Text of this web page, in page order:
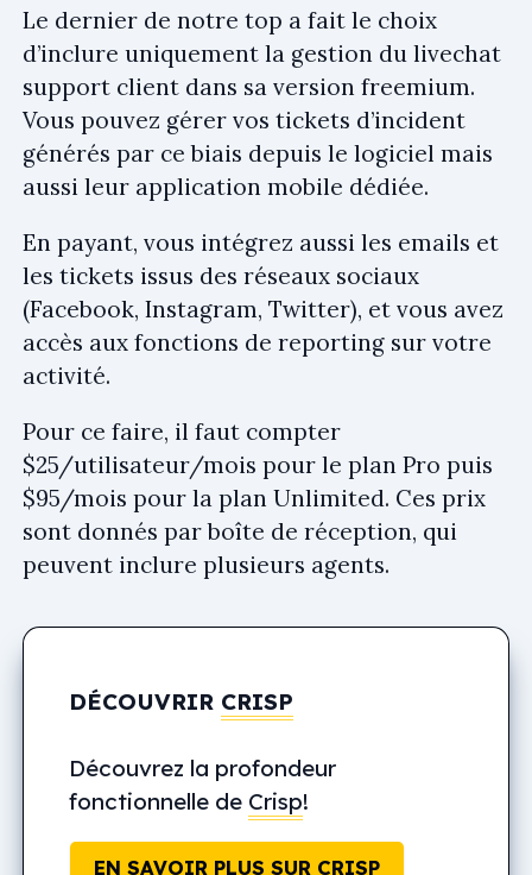
Le dernier de notre top a fait le choix
d’inclure uniquement la gestion du livechat
support client dans sa version freemium.
Vous pouvez gérer vos tickets d’incident
générés par ce biais depuis le logiciel mais
aussi leur application mobile dédiée.
En payant, vous intégrez aussi les emails et
les tickets issus des réseaux sociaux
(Facebook, Instagram, Twitter), et vous avez
accès aux fonctions de reporting sur votre
activité.
Pour ce faire, il faut compter
$25/utilisateur/mois pour le plan Pro puis
$95/mois pour la plan Unlimited. Ces prix
sont donnés par boîte de réception, qui
peuvent inclure plusieurs agents.
DÉCOUVRIR CRISP
Découvrez la profondeur
fonctionnelle de Crisp!
EN SAVOIR PLUS SUR CRISP